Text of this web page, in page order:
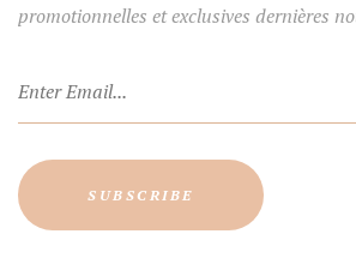
promotionnelles et exclusives dernières